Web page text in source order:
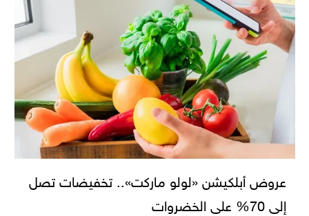
عروض أبلكيشن «لولو ماركت».. تخفيضات تصل
إلى 70% على الخضروات